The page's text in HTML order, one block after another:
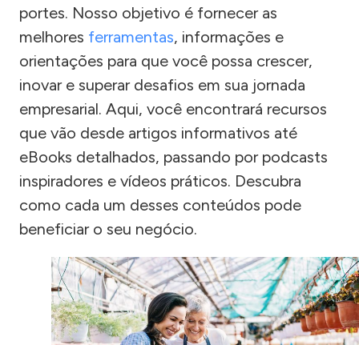
portes. Nosso objetivo é fornecer as
melhores ferramentas, informações e
orientações para que você possa crescer,
inovar e superar desafios em sua jornada
empresarial. Aqui, você encontrará recursos
que vão desde artigos informativos até
eBooks detalhados, passando por podcasts
inspiradores e vídeos práticos. Descubra
como cada um desses conteúdos pode
beneficiar o seu negócio.